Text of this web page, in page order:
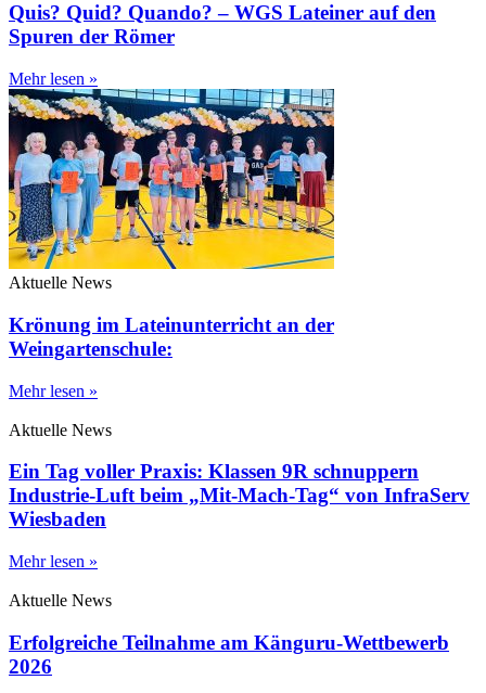
Quis? Quid? Quando? – WGS Lateiner auf den
Spuren der Römer
Mehr lesen »
Aktuelle News
Krönung im Lateinunterricht an der
Weingartenschule:
Mehr lesen »
Aktuelle News
Ein Tag voller Praxis: Klassen 9R schnuppern
Industrie-Luft beim „Mit-Mach-Tag“ von InfraServ
Wiesbaden
Mehr lesen »
Aktuelle News
Erfolgreiche Teilnahme am Känguru-Wettbewerb
2026